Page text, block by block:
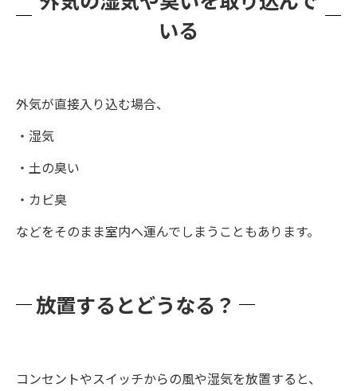
いる
外気が直接入り込む場合、
・湿気
・土の臭い
・カビ臭
などをそのまま室内へ運んでしまうこともあります。
放置するとどうなる？
コンセントやスイッチからの風や湿気を放置すると、